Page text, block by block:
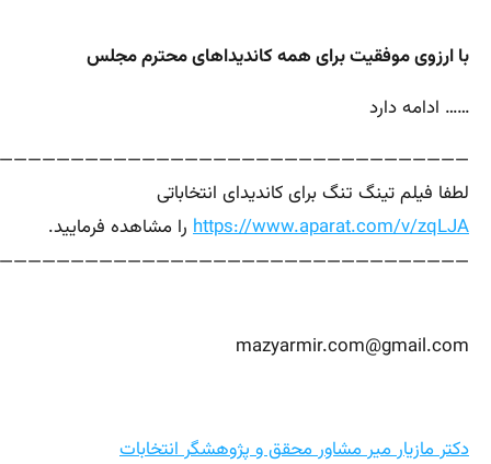
با ارزوی موفقیت برای همه کاندیداهای محترم مجلس
…… ادامه دارد
لطفا فیلم تینگ تنگ برای کاندیدای انتخاباتی
https://www.aparat.com/v/zqLJA را مشاهده فرمایید.
mazyarmir.com@gmail.com
دکتر مازیار میر مشاور محقق و پژوهشگر انتخابات